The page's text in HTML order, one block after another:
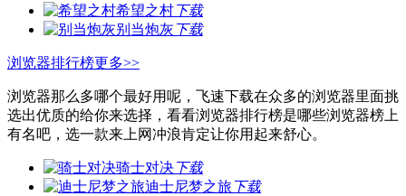
希望之村下载
别当炮灰 下载
浏览器排行榜更多>>
浏览器那么多哪个最好用呢，飞速下载在众多的浏览器里面挑
选出优质的给你来选择，看看浏览器排行榜是哪些浏览器榜上
有名吧，选一款来上网冲浪肯定让你用起来舒心。
骑士对决下载
迪士尼梦之旅 下载